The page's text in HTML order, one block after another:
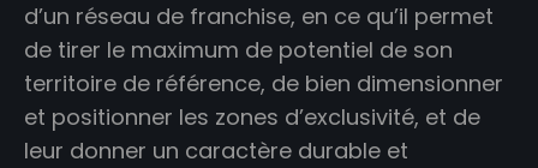
d’un réseau de franchise, en ce qu’il permet
de tirer le maximum de potentiel de son
territoire de référence, de bien dimensionner
et positionner les zones d’exclusivité, et de
leur donner un caractère durable et